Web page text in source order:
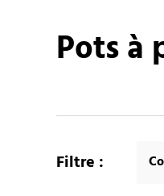
Pots à
Filtre :